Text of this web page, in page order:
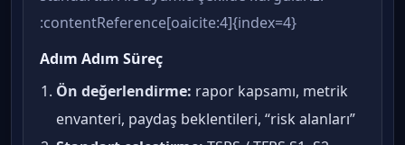
:contentReference[oaicite:4]{index=4}
Adım Adım Süreç
Ön değerlendirme: rapor kapsamı, metrik
envanteri, paydaş beklentileri, “risk alanları”